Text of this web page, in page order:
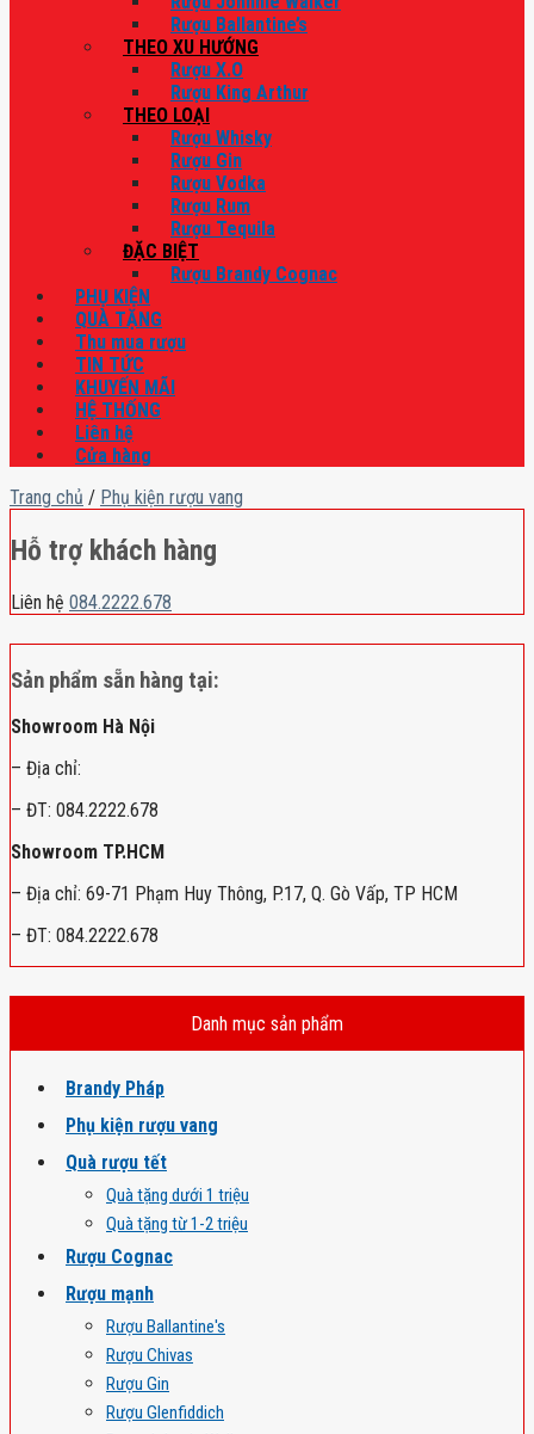
Rượu Ballantine’s
THEO XU HƯỚNG
Rượu X.O
Rượu King Arthur
THEO LOẠI
Rượu Whisky
Rượu Gin
Rượu Vodka
Rượu Rum
Rượu Tequila
ĐẶC BIỆT
Rượu Brandy Cognac
PHỤ KIỆN
QUÀ TẶNG
Thu mua rượu
TIN TỨC
KHUYẾN MÃI
HỆ THỐNG
Liên hệ
Cửa hàng
Trang chủ / Phụ kiện rượu vang
Hỗ trợ khách hàng
Liên hệ 084.2222.678
Sản phẩm sẵn hàng tại:
Showroom Hà Nội
– Địa chỉ:
– ĐT: 084.2222.678
Showroom TP.HCM
– Địa chỉ: 69-71 Phạm Huy Thông, P.17, Q. Gò Vấp, TP HCM
– ĐT: 084.2222.678
Danh mục sản phẩm
Brandy Pháp
Phụ kiện rượu vang
Quà rượu tết
Quà tặng dưới 1 triệu
Quà tặng từ 1-2 triệu
Rượu Cognac
Rượu mạnh
Rượu Ballantine's
Rượu Chivas
Rượu Gin
Rượu Glenfiddich